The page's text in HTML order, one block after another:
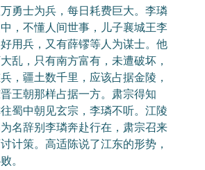
勇士为兵，每日耗费巨大。李璘
，不懂人间世事，儿子襄城王李
用兵，又有薛镠等人为谋士。他
乱，只有南方富有，未遭破坏，
，疆土数千里，应该占据金陵，
王朝那样占据一方。肃宗得知
蜀中朝见玄宗，李璘不听。江陵
名辞别李璘奔赴行在，肃宗召来
计策。高适陈说了江东的形势，
。